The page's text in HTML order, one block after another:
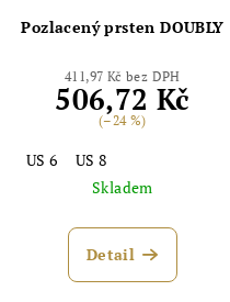
Pozlacený prsten DOUBLY
411,97 Kč bez DPH
506,72 Kč
(–24 %)
US 6
US 8
Skladem
Detail